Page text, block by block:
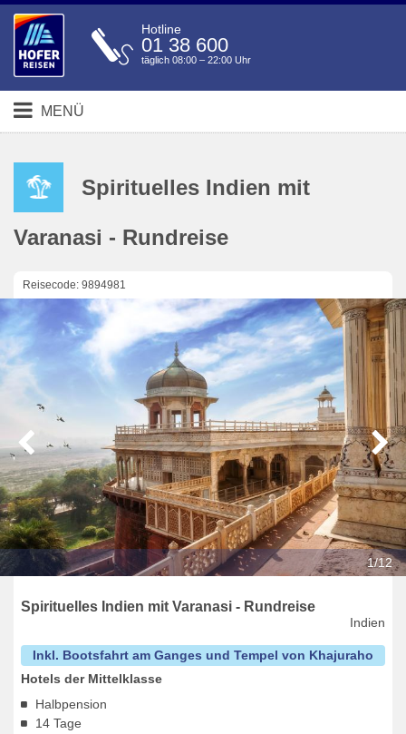
Hotline
01 38 600
täglich 08:00 – 22:00 Uhr
MENÜ
Spirituelles Indien mit
Varanasi - Rundreise
Reisecode: 9894981
1/12
Spirituelles Indien mit Varanasi - Rundreise
Indien
Inkl. Bootsfahrt am Ganges und Tempel von Khajuraho
Hotels der Mittelklasse
Halbpension
14 Tage